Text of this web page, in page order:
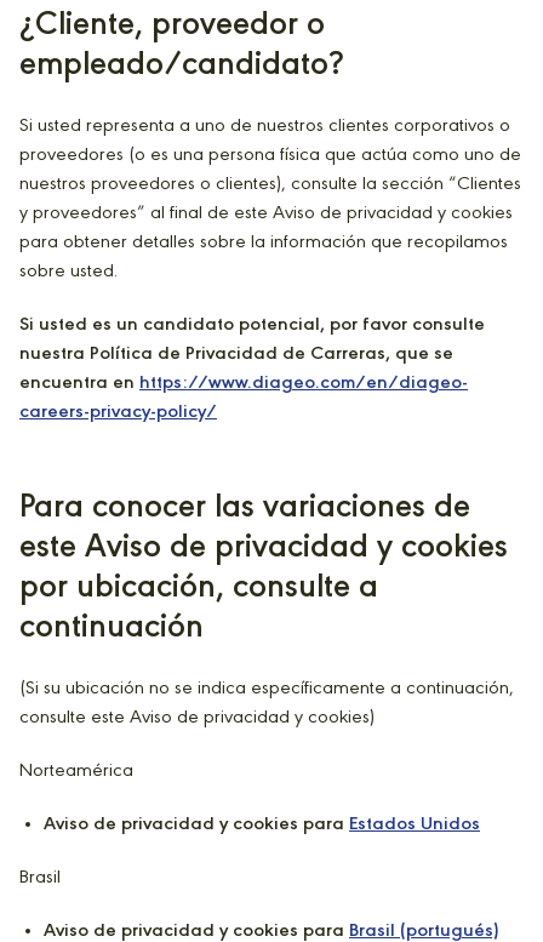
¿Cliente, proveedor o
empleado/candidato?
Si usted representa a uno de nuestros clientes corporativos o
proveedores (o es una persona física que actúa como uno de
nuestros proveedores o clientes), consulte la sección “Clientes
y proveedores” al final de este Aviso de privacidad y cookies
para obtener detalles sobre la información que recopilamos
sobre usted.
Si usted es un candidato potencial, por favor consulte
nuestra Política de Privacidad de Carreras, que se
encuentra en https://www.diageo.com/en/diageo-
careers-privacy-policy/
Para conocer las variaciones de
este Aviso de privacidad y cookies
por ubicación, consulte a
continuación
(Si su ubicación no se indica específicamente a continuación,
consulte este Aviso de privacidad y cookies)
Norteamérica
Aviso de privacidad y cookies para Estados Unidos
Brasil
Aviso de privacidad y cookies para Brasil (portugués)